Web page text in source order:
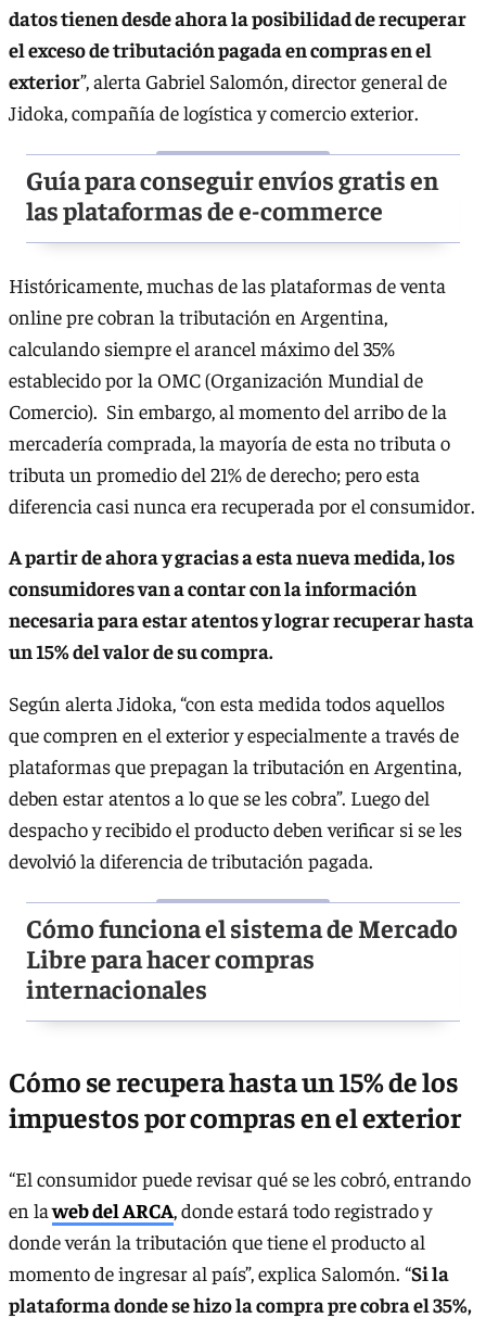
datos tienen desde ahora la posibilidad de recuperar
el exceso de tributación pagada en compras en el
exterior”, alerta Gabriel Salomón, director general de
Jidoka, compañía de logística y comercio exterior.
Guía para conseguir envíos gratis en
las plataformas de e-commerce
Históricamente, muchas de las plataformas de venta
online pre cobran la tributación en Argentina,
calculando siempre el arancel máximo del 35%
establecido por la OMC (Organización Mundial de
Comercio). Sin embargo, al momento del arribo de la
mercadería comprada, la mayoría de esta no tributa o
tributa un promedio del 21% de derecho; pero esta
diferencia casi nunca era recuperada por el consumidor.
A partir de ahora y gracias a esta nueva medida, los
consumidores van a contar con la información
necesaria para estar atentos y lograr recuperar hasta
un 15% del valor de su compra.
Según alerta Jidoka, “con esta medida todos aquellos
que compren en el exterior y especialmente a través de
plataformas que prepagan la tributación en Argentina,
deben estar atentos a lo que se les cobra”. Luego del
despacho y recibido el producto deben verificar si se les
devolvió la diferencia de tributación pagada.
Cómo funciona el sistema de Mercado
Libre para hacer compras
internacionales
Cómo se recupera hasta un 15% de los
impuestos por compras en el exterior
“El consumidor puede revisar qué se les cobró, entrando
en laweb del ARCA, donde estará todo registrado y
donde verán la tributación que tiene el producto al
momento de ingresar al país”, explica Salomón. “Si la
plataforma donde se hizo la compra pre cobra el 35%,